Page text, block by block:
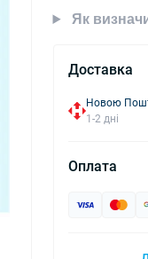
Як
Доставка
Новою
1-2 дні
Оплата